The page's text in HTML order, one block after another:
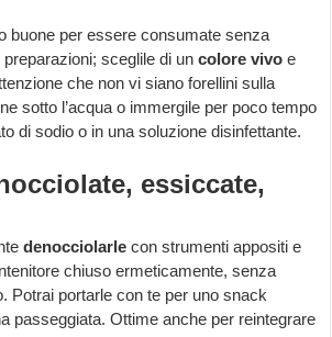
buone per essere consumate senza
preparazioni; sceglile di uncolore vivo e
che non vi siano forellini sulla
sotto l’acqua o immergile per poco tempo
di sodio o in una soluzione disinfettante.
essiccate,
denocciolarle con strumenti appositi e
chiuso ermeticamente, senza
Potrai portarle con te per uno snack
passeggiata. Ottime anche per reintegrare